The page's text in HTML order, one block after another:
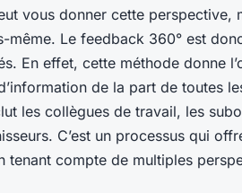
vous donner cette perspective,
même. Le feedback 360° est
En effet, cette méthode donne
de la part de toutes
les collègues de travail, les
C’est un processus qui
tenant compte de multiples